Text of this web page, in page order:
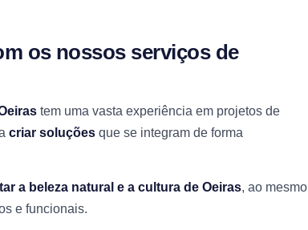
os nossos serviços de
tem uma vasta experiência em projetos de
criar soluções que se integram de forma
a beleza natural e a cultura de Oeiras, ao mesmo
e funcionais.